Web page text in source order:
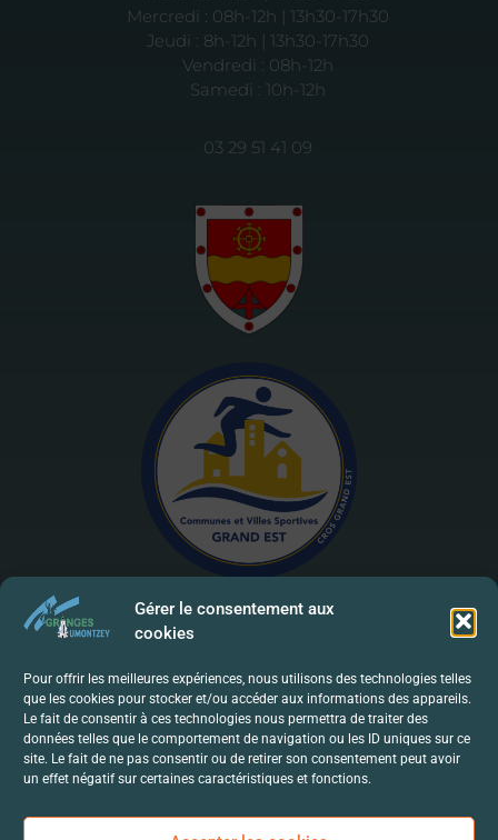
Gérer le consentement aux
cookies
Pour offrir les meilleures expériences, nous utilisons des technologies telles
que les cookies pour stocker et/ou accéder aux informations des appareils.
Le fait de consentir à ces technologies nous permettra de traiter des
données telles que le comportement de navigation ou les ID uniques sur ce
site. Le fait de ne pas consentir ou de retirer son consentement peut avoir
un effet négatif sur certaines caractéristiques et fonctions.
Mercredi : 08h-12h | 13h30-17h30
Jeudi : 8h-12h | 13h30-17h30
Vendredi : 08h-12h
Samedi : 10h-12h
03 29 51 41 09
Mentions Légales | RGPD
Politique De Confidentialité
Contact